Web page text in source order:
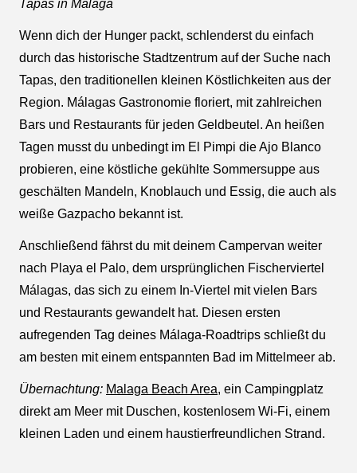
Tapas in Málaga
Wenn dich der Hunger packt, schlenderst du einfach
durch das historische Stadtzentrum auf der Suche nach
Tapas, den traditionellen kleinen Köstlichkeiten aus der
Region. Málagas Gastronomie floriert, mit zahlreichen
Bars und Restaurants für jeden Geldbeutel. An heißen
Tagen musst du unbedingt im El Pimpi die Ajo Blanco
probieren, eine köstliche gekühlte Sommersuppe aus
geschälten Mandeln, Knoblauch und Essig, die auch als
weiße Gazpacho bekannt ist.
Anschließend fährst du mit deinem Campervan weiter
nach Playa el Palo, dem ursprünglichen Fischerviertel
Málagas, das sich zu einem In-Viertel mit vielen Bars
und Restaurants gewandelt hat. Diesen ersten
aufregenden Tag deines Málaga-Roadtrips schließt du
am besten mit einem entspannten Bad im Mittelmeer ab.
Übernachtung: Malaga Beach Area, ein Campingplatz
direkt am Meer mit Duschen, kostenlosem Wi-Fi, einem
kleinen Laden und einem haustierfreundlichen Strand.